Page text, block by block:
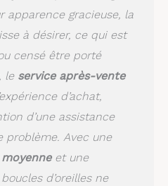
apparence gracieuse, la
à désirer, ce qui est
censé être porté
le service après-vente
d’achat,
d’une assistance
problème. Avec une
et une
d’oreilles ne